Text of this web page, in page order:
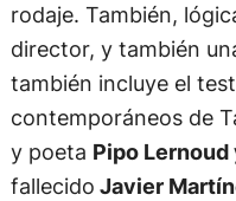
rodaje. También,
director, y también
también incluye el
contemporáneos de
y poeta Pipo Lernoud
fallecido Javier